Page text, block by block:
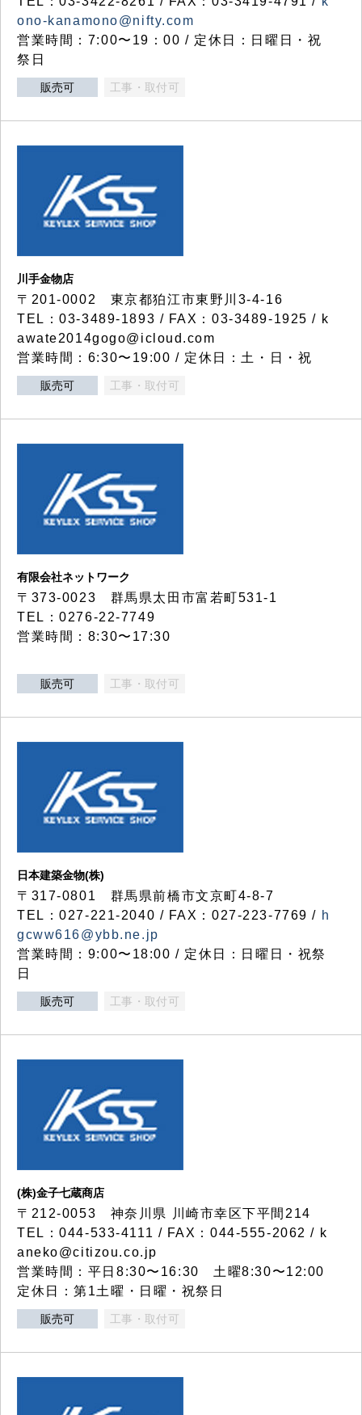
ono-kanamono@nifty.com
営業時間：7:00〜19：00 / 定休日：日曜日・祝
祭日
販売可 工事・取付可
川手金物店
〒201-0002 東京都狛江市東野川3-4-16
TEL：03-3489-1893 / FAX：03-3489-1925 / k
awate2014gogo@icloud.com
営業時間：6:30〜19:00 / 定休日：土・日・祝
販売可 工事・取付可
有限会社ネットワーク
〒373-0023 群馬県太田市富若町531-1
TEL：0276-22-7749
営業時間：8:30〜17:30
販売可 工事・取付可
日本建築金物(株)
〒317‐0801 群馬県前橋市文京町4-8-7
TEL：027-221-2040 / FAX：027-223-7769 / h
gcww616@ybb.ne.jp
営業時間：9:00〜18:00 / 定休日：日曜日・祝祭
日
販売可 工事・取付可
(株)金子七蔵商店
〒212-0053 神奈川県 川崎市幸区下平間214
TEL：044-533-4111 / FAX：044-555-2062 / k
aneko@citizou.co.jp
営業時間：平日8:30〜16:30 土曜8:30〜12:00
定休日：第1土曜・日曜・祝祭日
販売可 工事・取付可